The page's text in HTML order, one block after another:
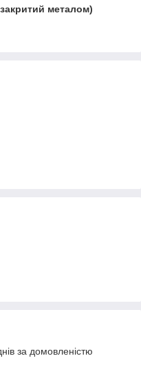
металом)
за домовленістю